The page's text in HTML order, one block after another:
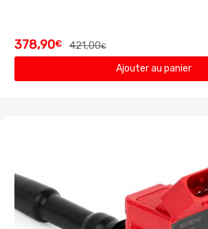
421,00€
378,90€
Ajouter au panier